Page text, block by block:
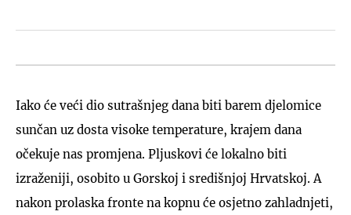
Iako će veći dio sutrašnjeg dana biti barem djelomice
sunčan uz dosta visoke temperature, krajem dana
očekuje nas promjena. Pljuskovi će lokalno biti
izraženiji, osobito u Gorskoj i središnjoj Hrvatskoj. A
nakon prolaska fronte na kopnu će osjetno zahladnjeti,